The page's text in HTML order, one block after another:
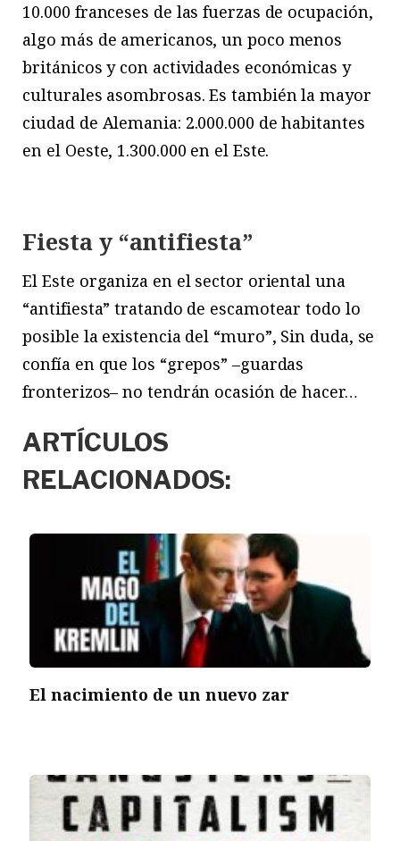
10.000 franceses de las fuerzas de ocupación,
algo más de americanos, un poco menos
británicos y con actividades económicas y
culturales asombrosas. Es también la mayor
ciudad de Alemania: 2.000.000 de habitantes
en el Oeste, 1.300.000 en el Este.
Fiesta y “antifiesta”
El Este organiza en el sector oriental una
“antifiesta” tratando de escamotear todo lo
posible la existencia del “muro”, Sin duda, se
confía en que los “grepos” –guardas
fronterizos– no tendrán ocasión de hacer…
ARTÍCULOS
RELACIONADOS:
El nacimiento de un nuevo zar